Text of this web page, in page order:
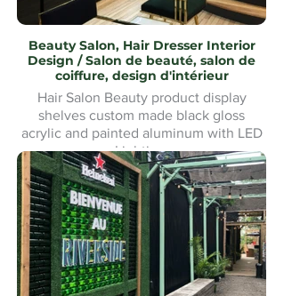
Beauty Salon, Hair Dresser Interior
Design / Salon de beauté, salon de
coiffure, design d'intérieur
Hair Salon Beauty product display
shelves custom made black gloss
acrylic and painted aluminum with LED
Lighting.
Présentoirs de produits de beauté pour
salon de coiffure fabriqués sur mesure
en acrylique noir brillant et aluminium
peint avec éclairage LED